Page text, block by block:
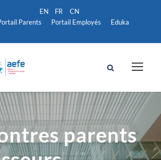
Parents Portail Employés Eduka
parents